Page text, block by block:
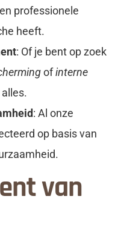
professionele
heeft.
: Of je bent op zoek
ofinterne
: Al onze
op basis van
van